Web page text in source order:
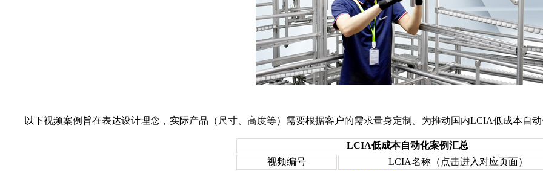
以下视频案例旨在表达设计理念，实际产品（尺寸、高度等）需要根据客户的需求量身定制。为推动国内LCIA低成本自
LCIA低成本自动化案例汇总
视频编号
LCIA名称（点击进入对应页面）